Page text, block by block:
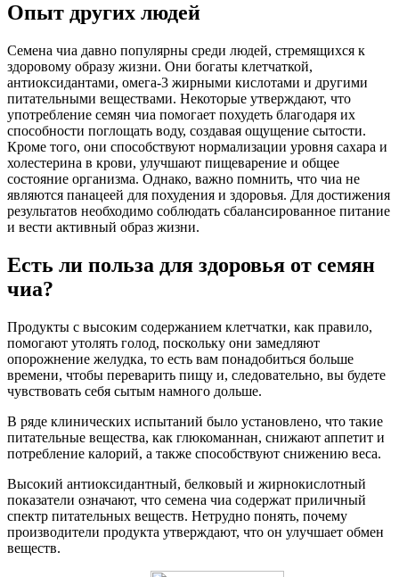
Опыт других людей
Семена чиа давно популярны среди людей, стремящихся к
здоровому образу жизни. Они богаты клетчаткой,
антиоксидантами, омега-3 жирными кислотами и другими
питательными веществами. Некоторые утверждают, что
употребление семян чиа помогает похудеть благодаря их
способности поглощать воду, создавая ощущение сытости.
Кроме того, они способствуют нормализации уровня сахара и
холестерина в крови, улучшают пищеварение и общее
состояние организма. Однако, важно помнить, что чиа не
являются панацеей для похудения и здоровья. Для достижения
результатов необходимо соблюдать сбалансированное питание
и вести активный образ жизни.
Есть ли польза для здоровья от семян
чиа?
Продукты с высоким содержанием клетчатки, как правило,
помогают утолять голод, поскольку они замедляют
опорожнение желудка, то есть вам понадобиться больше
времени, чтобы переварить пищу и, следовательно, вы будете
чувствовать себя сытым намного дольше.
В ряде клинических испытаний было установлено, что такие
питательные вещества, как глюкоманнан, снижают аппетит и
потребление калорий, а также способствуют снижению веса.
Высокий антиоксидантный, белковый и жирнокислотный
показатели означают, что семена чиа содержат приличный
спектр питательных веществ. Нетрудно понять, почему
производители продукта утверждают, что он улучшает обмен
веществ.